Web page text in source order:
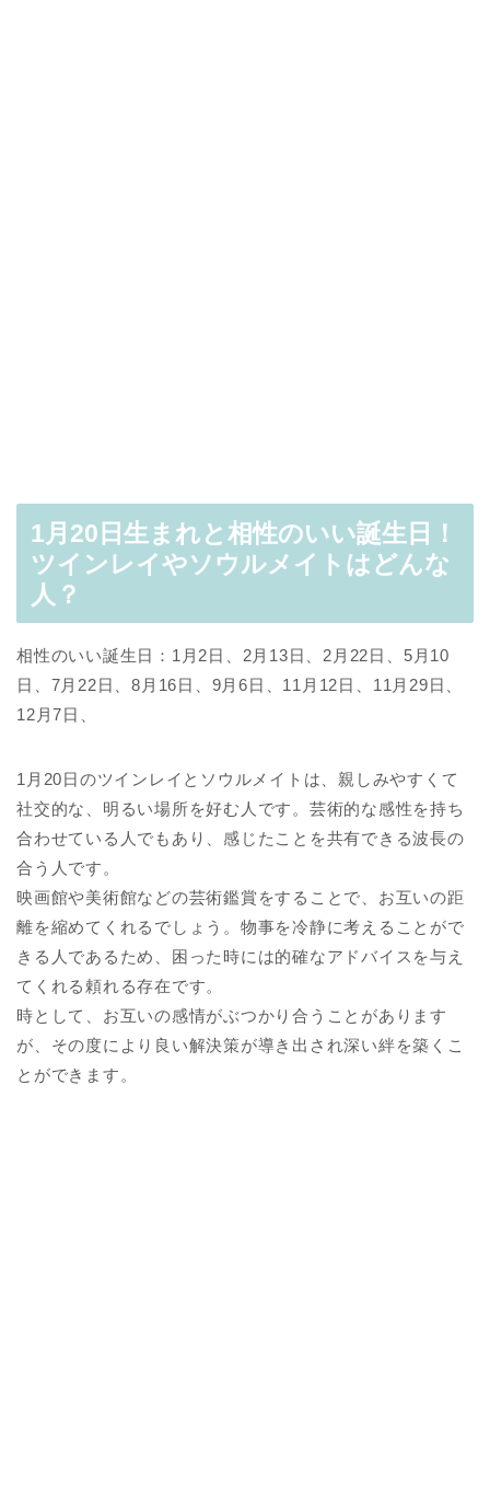
1月20日生まれと相性のいい誕生日！
ツインレイやソウルメイトはどんな
人？
相性のいい誕生日：1月2日、2月13日、2月22日、5月10
日、7月22日、8月16日、9月6日、11月12日、11月29日、
12月7日、
1月20日のツインレイとソウルメイトは、親しみやすくて
社交的な、明るい場所を好む人です。芸術的な感性を持ち
合わせている人でもあり、感じたことを共有できる波長の
合う人です。
映画館や美術館などの芸術鑑賞をすることで、お互いの距
離を縮めてくれるでしょう。物事を冷静に考えることがで
きる人であるため、困った時には的確なアドバイスを与え
てくれる頼れる存在です。
時として、お互いの感情がぶつかり合うことがあります
が、その度により良い解決策が導き出され深い絆を築くこ
とができます。